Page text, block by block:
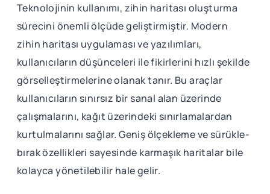
Teknolojinin kullanımı, zihin haritası oluşturma
sürecini önemli ölçüde geliştirmiştir. Modern
zihin haritası uygulaması ve yazılımları,
kullanıcıların düşünceleri ile fikirlerini hızlı şekilde
görselleştirmelerine olanak tanır. Bu araçlar
kullanıcıların sınırsız bir sanal alan üzerinde
çalışmalarını, kağıt üzerindeki sınırlamalardan
kurtulmalarını sağlar. Geniş ölçekleme ve sürükle-
bırak özellikleri sayesinde karmaşık haritalar bile
kolayca yönetilebilir hale gelir.